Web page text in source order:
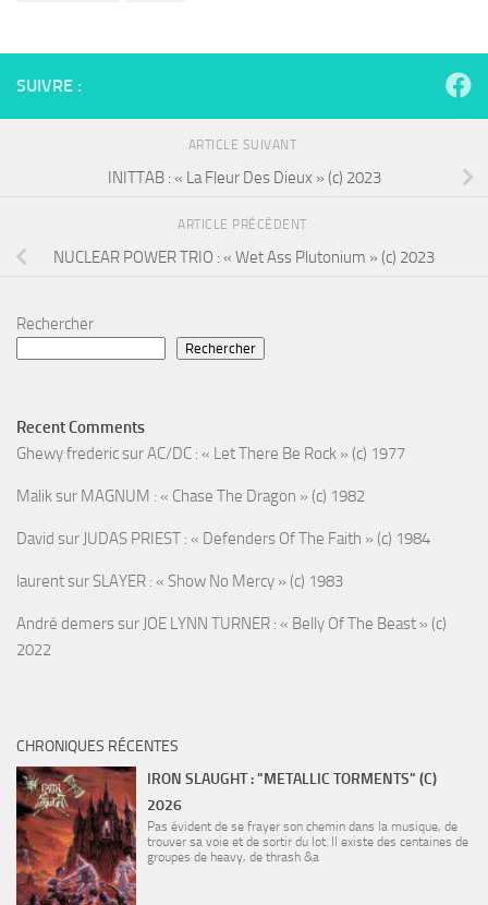
SUIVRE :
ARTICLE SUIVANT
INITTAB : « La Fleur Des Dieux » (c) 2023
ARTICLE PRÉCÉDENT
NUCLEAR POWER TRIO : « Wet Ass Plutonium » (c) 2023
Rechercher
Rechercher
Recent Comments
Ghewy fredericsurAC/DC : « Let There Be Rock » (c) 1977
Maliksur MAGNUM : « Chase The Dragon » (c) 1982
David sur JUDAS PRIEST : « Defenders Of The Faith » (c) 1984
laurentsur SLAYER : « Show No Mercy » (c) 1983
André demerssur JOE LYNN TURNER : « Belly Of The Beast » (c)
2022
CHRONIQUES RÉCENTES
IRON SLAUGHT : "METALLIC TORMENTS" (C)
2026
Pas évident de se frayer son chemin dans la musique, de
trouver sa voie et de sortir du lot. Il existe des centaines de
groupes de heavy, de thrash &a